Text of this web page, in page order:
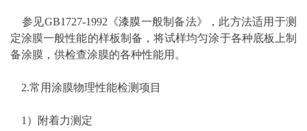
参见GB1727-1992《漆膜一般制备法》，此方法适用于测
定涂膜一般性能的样板制备，将试样均匀涂于各种底板上制
备涂膜，供检查涂膜的各种性能用。
2.常用涂膜物理性能检测项目
1）附着力测定